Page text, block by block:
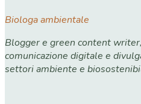
Biologa ambientale
Blogger e green content
comunicazione digitale e
settori ambiente e